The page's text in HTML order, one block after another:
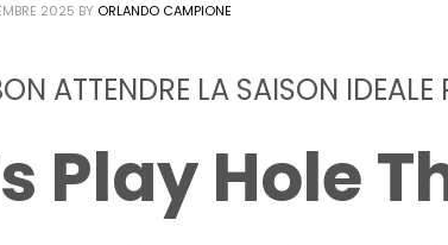
2025 BY ORLANDO CAMPIONE
ATTENDRE LA SAISON
Play Hole